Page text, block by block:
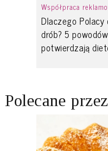
Współpraca
Dlaczego
drób? 5
potwierdzają
Polecane